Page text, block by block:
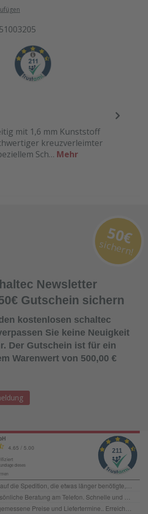
51003205
mit 1,6 mm Kunststoff
kreuzverleimter
Sch… Mehr
Newsletter
Gutschein sichern
kostenlosen schaltec
Sie keine Neuigkeit
Der Gutschein ist für ein
Warenwert von 500,00 €
50€
sichern!